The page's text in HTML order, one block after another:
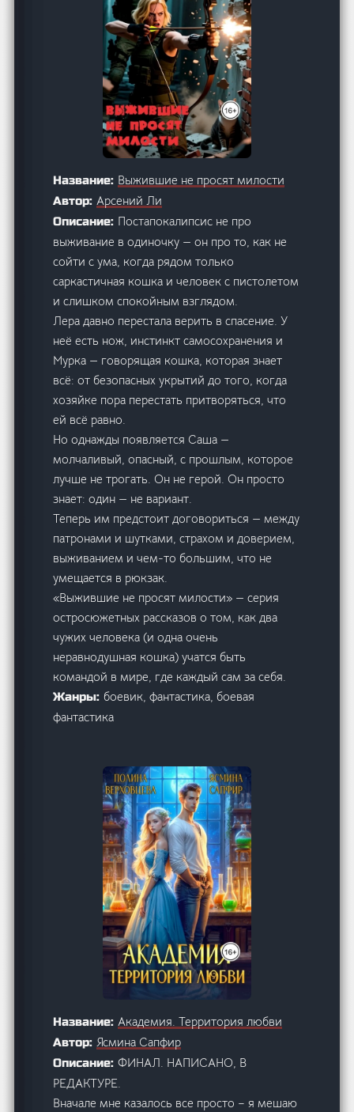
Название: Выжившие не просят милости
Автор:Арсений Ли
Описание: Постапокалипсис не про
выживание в одиночку — он про то, как не
сойти с ума, когда рядом только
саркастичная кошка и человек с пистолетом
и слишком спокойным взглядом.
Лера давно перестала верить в спасение. У
неё есть нож, инстинкт самосохранения и
Мурка — говорящая кошка, которая знает
всё: от безопасных укрытий до того, когда
хозяйке пора перестать притворяться, что
ей всё равно.
Но однажды появляется Саша —
молчаливый, опасный, с прошлым, которое
лучше не трогать. Он не герой. Он просто
знает: один — не вариант.
Теперь им предстоит договориться — между
патронами и шутками, страхом и доверием,
выживанием и чем-то большим, что не
умещается в рюкзак.
«Выжившие не просят милости» — серия
остросюжетных рассказов о том, как два
чужих человека (и одна очень
неравнодушная кошка) учатся быть
командой в мире, где каждый сам за себя.
Жанры:боевик, фантастика, боевая
фантастика
Название:Академия. Территория любви
Автор:Ясмина Сапфир
Описание:ФИНАЛ. НАПИСАНО, В
РЕДАКТУРЕ.
Вначале мне казалось все просто – я мешаю